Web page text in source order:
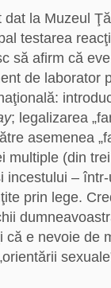
la Muzeul
testarea
să afirm că
de laborator
; legalizarea
asemenea
multiple (din
incestului –
prin lege.
că e nevoie de